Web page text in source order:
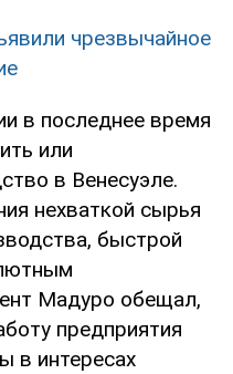
чрезвычайное
в последнее время
или
в Венесуэле.
нехваткой сырья
быстрой
Мадуро обещал,
предприятия
в интересах